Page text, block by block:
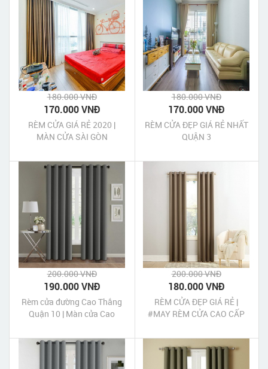
180.000 VNĐ
170.000 VNĐ
RÈM CỬA GIÁ RẺ 2020 |
MÀN CỬA SÀI GÒN
180.000 VNĐ
170.000 VNĐ
RÈM CỬA ĐẸP GIÁ RẺ NHẤT
QUẬN 3
200.000 VNĐ
190.000 VNĐ
Rèm cửa đường Cao Thắng
Quận 10 | Màn cửa Cao
200.000 VNĐ
180.000 VNĐ
RÈM CỬA ĐẸP GIÁ RẺ |
#MAY RÈM CỬA CAO CẤP